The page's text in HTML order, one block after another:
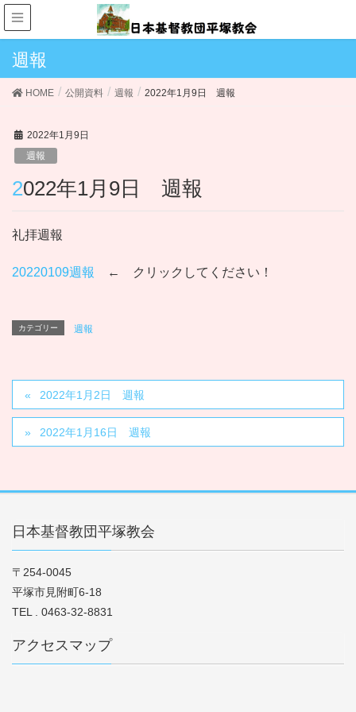
週報
HOME 公開資料 週報 2022年1月9日 週報
2022年1月9日
週報
2022年1月9日 週報
礼拝週報
20220109週報 ← クリックしてください！
カテゴリー 週報
2022年1月2日 週報
2022年1月16日 週報
日本基督教団平塚教会
〒254-0045
平塚市見附町6-18
TEL . 0463-32-8831
アクセスマップ